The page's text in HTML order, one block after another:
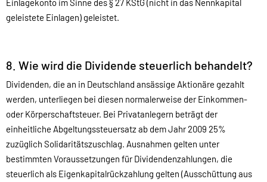
Einlagekonto im Sinne des § 27 KStG (nicht in das Nennkapital
geleistete Einlagen) geleistet.
8. Wie wird die Dividende steuerlich behandelt?
Dividenden, die an in Deutschland ansässige Aktionäre gezahlt
werden, unterliegen bei diesen normalerweise der Einkommen-
oder Körperschaftsteuer. Bei Privatanlegern beträgt der
einheitliche Abgeltungssteuersatz ab dem Jahr 2009 25%
zuzüglich Solidaritätszuschlag. Ausnahmen gelten unter
bestimmten Voraussetzungen für Dividendenzahlungen, die
steuerlich als Eigenkapitalrückzahlung gelten (Ausschüttung aus